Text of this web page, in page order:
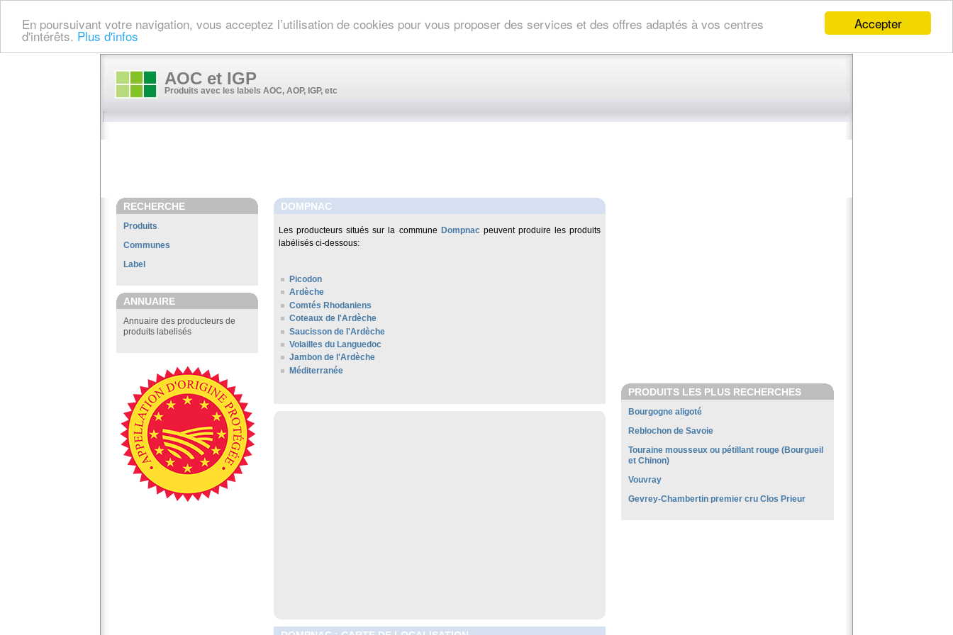
Accepter
En poursuivant votre navigation, vous acceptez l’utilisation de cookies pour vous proposer des services et des offres adaptés à vos centres
d'intérêts. Plus d'infos
AOC et IGP
Produits avec les labels AOC, AOP, IGP, etc
RECHERCHE
Produits
Communes
Label
ANNUAIRE
Annuaire des producteurs de
produits labelisés
DOMPNAC
Les producteurs situés sur la commune Dompnacpeuvent produire les produits
labélisés ci-dessous:
Picodon
Ardèche
Comtés Rhodaniens
Coteaux de l'Ardèche
Saucisson de l'Ardèche
Volailles du Languedoc
Jambon de l'Ardèche
Méditerranée
PRODUITS LES PLUS RECHERCHES
Bourgogne aligoté
Reblochon de Savoie
Touraine mousseux ou pétillant rouge (Bourgueil
et Chinon)
Vouvray
Gevrey-Chambertin premier cru Clos Prieur